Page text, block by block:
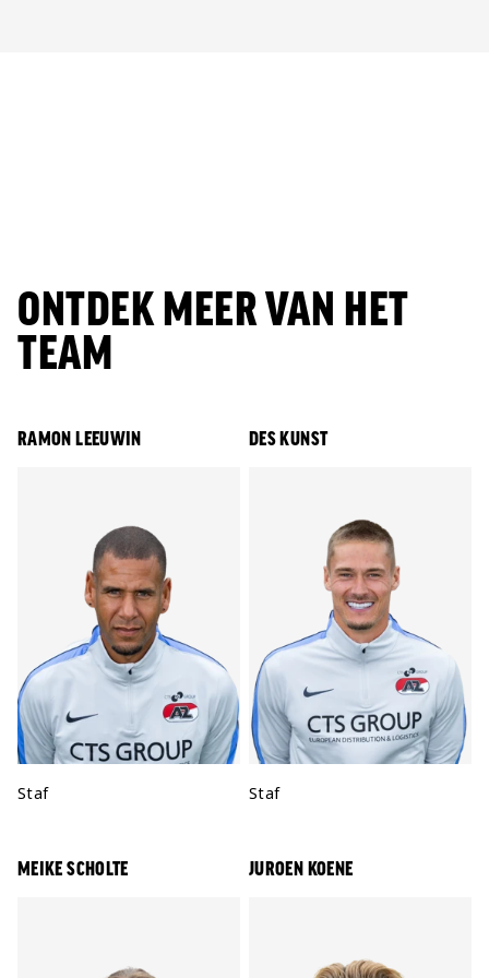
ONTDEK MEER VAN HET
TEAM
RAMON LEEUWIN
Positie:
Staf
DES KUNST
Positie:
Staf
MEIKE SCHOLTE JUROEN KOENE